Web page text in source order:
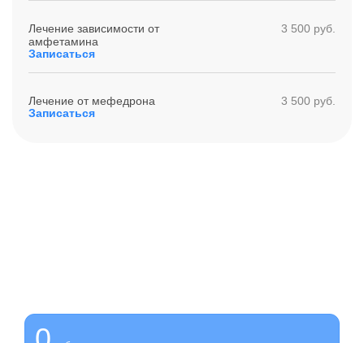
Лечение зависимости от
амфетамина
3 500 руб.
Записаться
Лечение от мефедрона
3 500 руб.
Записаться